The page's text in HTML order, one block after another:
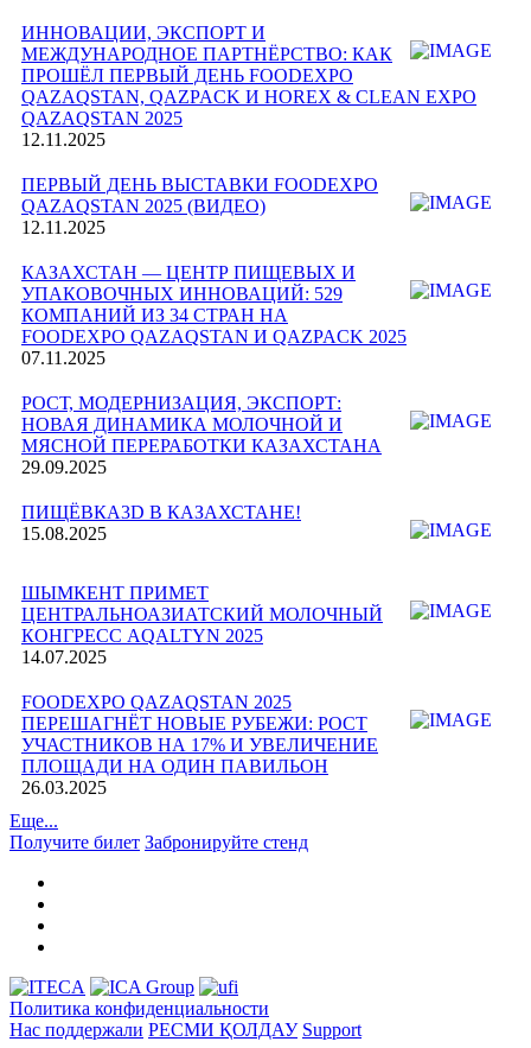
ИННОВАЦИИ, ЭКСПОРТ И
МЕЖДУНАРОДНОЕ ПАРТНЁРСТВО: КАК
ПРОШЁЛ ПЕРВЫЙ ДЕНЬ FOODEXPO
QAZAQSTAN, QAZPACK И HOREX & CLEAN EXPO
QAZAQSTAN 2025
12.11.2025
ПЕРВЫЙ ДЕНЬ ВЫСТАВКИ FOODEXPO
QAZAQSTAN 2025 (ВИДЕО)
12.11.2025
КАЗАХСТАН — ЦЕНТР ПИЩЕВЫХ И
УПАКОВОЧНЫХ ИННОВАЦИЙ: 529
КОМПАНИЙ ИЗ 34 СТРАН НА
FOODEXPO QAZAQSTAN И QAZPACK 2025
07.11.2025
РОСТ, МОДЕРНИЗАЦИЯ, ЭКСПОРТ:
НОВАЯ ДИНАМИКА МОЛОЧНОЙ И
МЯСНОЙ ПЕРЕРАБОТКИ КАЗАХСТАНА
29.09.2025
ПИЩЁВКА3D В КАЗАХСТАНЕ!
15.08.2025
ШЫМКЕНТ ПРИМЕТ
ЦЕНТРАЛЬНОАЗИАТСКИЙ МОЛОЧНЫЙ
КОНГРЕСС AQALTYN 2025
14.07.2025
FOODEXPO QAZAQSTAN 2025
ПЕРЕШАГНЁТ НОВЫЕ РУБЕЖИ: РОСТ
УЧАСТНИКОВ НА 17% И УВЕЛИЧЕНИЕ
ПЛОЩАДИ НА ОДИН ПАВИЛЬОН
26.03.2025
Еще...
Получите билет Забронируйте стенд
Политика конфиденциальности
Нас поддержали РЕСМИ ҚОЛДАУ Support